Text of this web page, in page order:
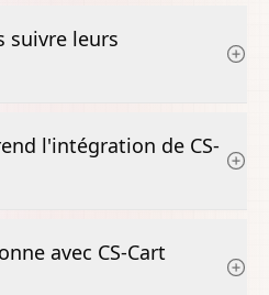
suivre leurs
l'intégration de CS-
avec CS-Cart